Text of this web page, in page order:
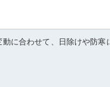
動に合わせて、日除けや防寒